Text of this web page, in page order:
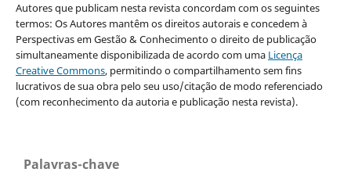
Autores que publicam nesta revista concordam com os seguintes
termos: Os Autores mantêm os direitos autorais e concedem à
Perspectivas em Gestão & Conhecimento o direito de publicação
simultaneamente disponibilizada de acordo com uma Licença
Creative Commons, permitindo o compartilhamento sem fins
lucrativos de sua obra pelo seu uso/citação de modo referenciado
(com reconhecimento da autoria e publicação nesta revista).
Palavras-chave